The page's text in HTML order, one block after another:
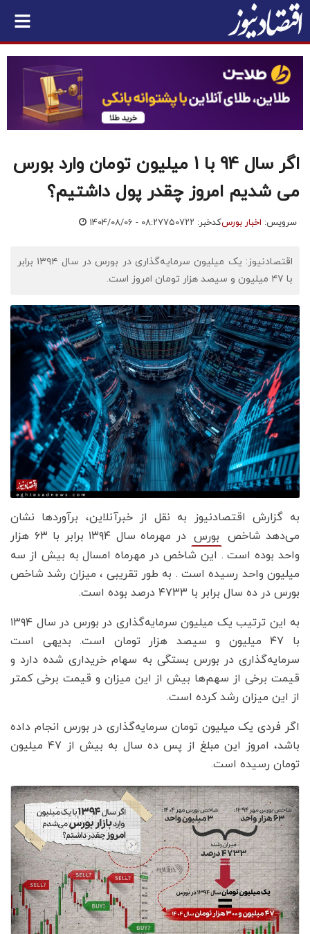
اگر سال 94 با 1 میلیون تومان وارد بورس
می شدیم امروز چقدر پول داشتیم؟
سرویس: اخبار بورسکدخبر: ۷۵۰۷۲۲ ۱۴۰۴/۰۸/۰۶ - ۰۸:۲۷
اقتصادنیوز: یک میلیون سرمایه‌گذاری در بورس در سال ۱۳۹۴ برابر
با ۴۷ میلیون و سیصد هزار تومان امروز است.
به گزارش اقتصادنیوز به نقل از خبرآنلاین، برآوردها نشان
می‌دهد شاخص بورس
در مهرماه سال ۱۳۹۴ برابر با ۶۳ هزار
واحد بوده است . این شاخص در مهرماه امسال به بیش از سه
میلیون واحد رسیده است . به طور تقریبی ، میزان رشد شاخص
بورس در ده سال برابر با ۴۷۳۳ درصد بوده است.
به این ترتیب یک میلیون سرمایه‌گذاری در بورس در سال ۱۳۹۴
با ۴۷ میلیون و سیصد هزار تومان است. بدیهی است
سرمایه‌گذاری در بورس بستگی به سهام خریداری شده دارد و
قیمت برخی از سهم‌ها بیش از این میزان و قیمت برخی کمتر
از این میزان رشد کرده است.
اگر فردی یک میلیون تومان سرمایه‌گذاری در بورس انجام داده
باشد، امروز این مبلغ از پس ده سال به بیش از ۴۷ میلیون
تومان رسیده است.